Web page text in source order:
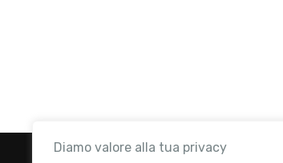
Diamo valore alla tua privacy